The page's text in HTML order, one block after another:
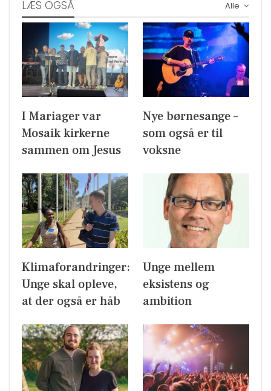
Alle
LÆS OGSÅ
I Mariager var
Mosaik kirkerne
sammen om Jesus
Nye børnesange –
som også er til
voksne
Klimaforandringer:
Unge skal opleve,
at der også er håb
Unge mellem
eksistens og
ambition